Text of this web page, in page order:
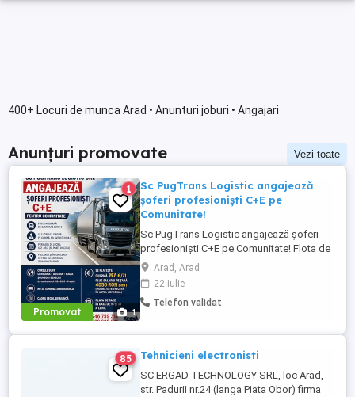
400+ Locuri de munca Arad • Anunturi joburi • Angajari
Anunțuri promovate Vezi toate
Promovat 1
1
Sc PugTrans Logistic angajează
șoferi profesioniști C+E pe
Comunitate!
Sc PugTrans Logistic angajează șoferi
profesioniști C+E pe Comunitate! Flota de
camioane EURO 6 Se lucrează singur pe
cabină, nu avem echipaje. -Perioada de
lucru: 6 2-8 2 (se poate discuta) -Nu se
întrerupe contractul de muncă cât timp
acasă se plătește salariul ...
Arad, Arad
22 iulie
Telefon validat
85 Tehnicieni electronisti
SC ERGAD TECHNOLOGY SRL, loc Arad,
str. Padurii nr.24 (langa Piata Obor) firma